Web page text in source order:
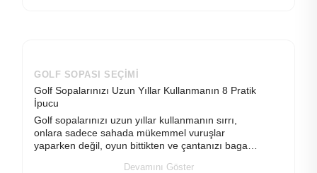
GOLF SOPASI SEÇIMI
Golf Sopalarınızı Uzun Yıllar Kullanmanın 8 Pratik
İpucu
Golf sopalarınızı uzun yıllar kullanmanın sırrı,
onlara sadece sahada mükemmel vuruşlar
yaparken değil, oyun bittikten ve çantanızı bagaja
Devamını Göster